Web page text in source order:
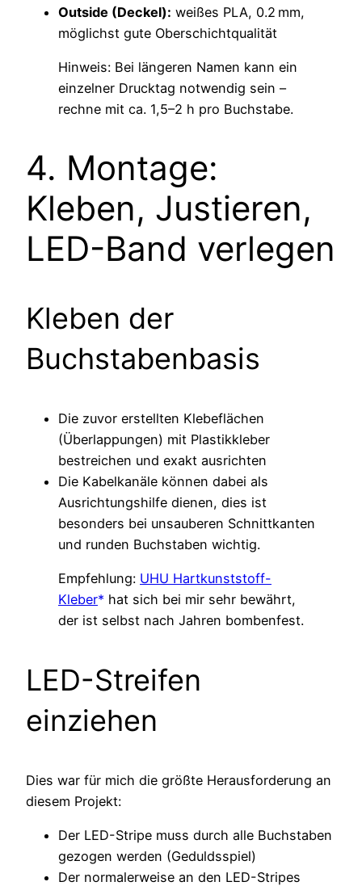
Outside (Deckel): weißes PLA, 0.2 mm,
möglichst gute Oberschichtqualität
Hinweis: Bei längeren Namen kann ein
einzelner Drucktag notwendig sein –
rechne mit ca. 1,5–2 h pro Buchstabe.
4. Montage:
Kleben, Justieren,
LED-Band verlegen
Kleben der
Buchstabenbasis
Die zuvor erstellten Klebeflächen
(Überlappungen) mit Plastikkleber
bestreichen und exakt ausrichten
Die Kabelkanäle können dabei als
Ausrichtungshilfe dienen, dies ist
besonders bei unsauberen Schnittkanten
und runden Buchstaben wichtig.
Empfehlung: UHU Hartkunststoff-
Kleber
hat sich bei mir sehr bewährt,
der ist selbst nach Jahren bombenfest.
LED-Streifen
einziehen
Dies war für mich die größte Herausforderung an
diesem Projekt:
Der LED-Stripe muss durch alle Buchstaben
gezogen werden (Geduldsspiel)
Der normalerweise an den LED-Stripes